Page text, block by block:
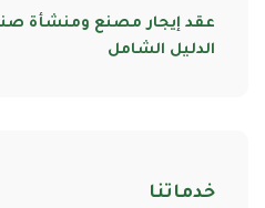
عقد إيجار مصنع ومنشأة
الدليل الشامل
خدماتنا